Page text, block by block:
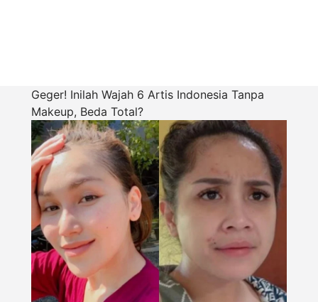
Geger! Inilah Wajah 6 Artis Indonesia Tanpa
Makeup, Beda Total?